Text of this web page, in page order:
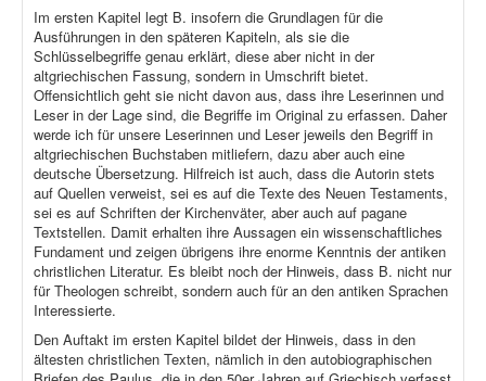
Im ersten Kapitel legt B. insofern die Grundlagen für die
Ausführungen in den späteren Kapiteln, als sie die
Schlüsselbegriffe genau erklärt, diese aber nicht in der
altgriechischen Fassung, sondern in Umschrift bietet.
Offensichtlich geht sie nicht davon aus, dass ihre Leserinnen und
Leser in der Lage sind, die Begriffe im Original zu erfassen. Daher
werde ich für unsere Leserinnen und Leser jeweils den Begriff in
altgriechischen Buchstaben mitliefern, dazu aber auch eine
deutsche Übersetzung. Hilfreich ist auch, dass die Autorin stets
auf Quellen verweist, sei es auf die Texte des Neuen Testaments,
sei es auf Schriften der Kirchenväter, aber auch auf pagane
Textstellen. Damit erhalten ihre Aussagen ein wissenschaftliches
Fundament und zeigen übrigens ihre enorme Kenntnis der antiken
christlichen Literatur. Es bleibt noch der Hinweis, dass B. nicht nur
für Theologen schreibt, sondern auch für an den antiken Sprachen
Interessierte.
Den Auftakt im ersten Kapitel bildet der Hinweis, dass in den
ältesten christlichen Texten, nämlich in den autobiographischen